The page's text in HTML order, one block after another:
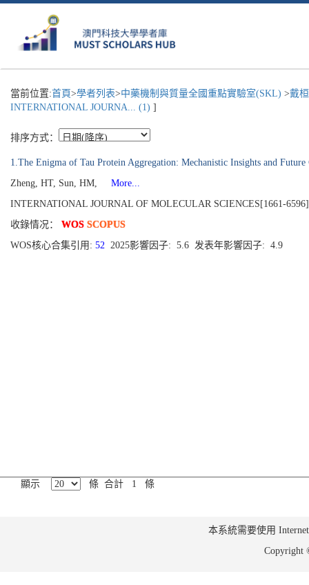
當前位置:首頁>學者列表>中藥機制與質量全國重點實驗室(SKL) >戴
INTERNATIONAL JOURNA... (1) ]
排序方式：
1.The Enigma of Tau Protein Aggregation: Mechanistic Insights and Future
Zheng, HT, Sun, HM,
More...
INTERNATIONAL JOURNAL OF MOLECULAR SCIENCES[1661-
收錄情况： WOS SCOPUS
WOS核心合集引用: 52 2025影響因子: 5.6 发表年影響因子: 4.9
顯示 條 合計 1 條
本系統需要使用
Copyright